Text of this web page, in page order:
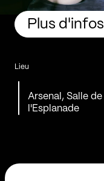
Lieu
Arsenal, Salle de
l'Esplanade
Plus d'infos